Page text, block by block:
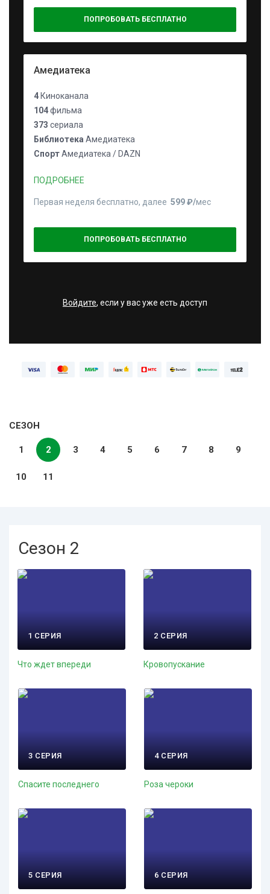
ПОПРОБОВАТЬ БЕСПЛАТНО
Амедиатека
4 Киноканала
104фильма
373 сериала
Библиотека Амедиатека
СпортАмедиатека / DAZN
ПОДРОБНЕЕ
Первая неделя бесплатно, далее 599 ₽⁠/⁠мес
ПОПРОБОВАТЬ БЕСПЛАТНО
Войдите, если у вас уже есть доступ
СЕЗОН
1 2 3 4 5 6 7 8 9
10 11
Сезон 2
1 СЕРИЯ
Что ждет впереди
2 СЕРИЯ
Кровопускание
3 СЕРИЯ
Спасите последнего
4 СЕРИЯ
Роза чероки
5 СЕРИЯ 6 СЕРИЯ